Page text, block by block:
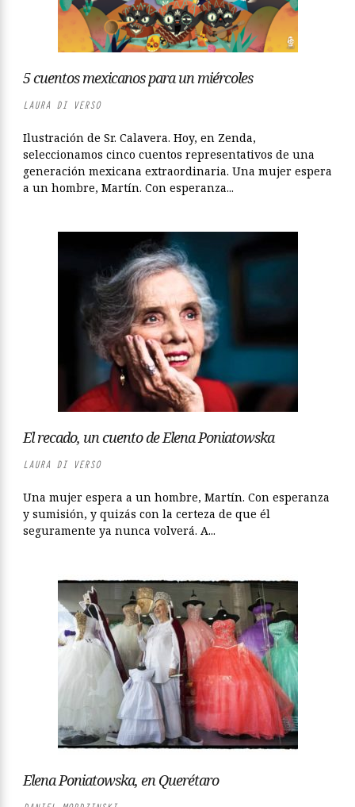
5 cuentos mexicanos para un miércoles
LAURA DI VERSO
Ilustración de Sr. Calavera. Hoy, en Zenda,
seleccionamos cinco cuentos representativos de una
generación mexicana extraordinaria. Una mujer espera
a un hombre, Martín. Con esperanza...
El recado, un cuento de Elena Poniatowska
LAURA DI VERSO
Una mujer espera a un hombre, Martín. Con esperanza
y sumisión, y quizás con la certeza de que él
seguramente ya nunca volverá. A...
Elena Poniatowska, en Querétaro